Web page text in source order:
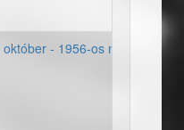
- 1956-os